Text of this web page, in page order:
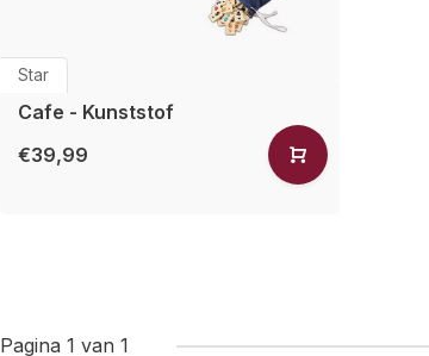
Star
Cafe - Kunststof
€39,99
Pagina 1 van 1